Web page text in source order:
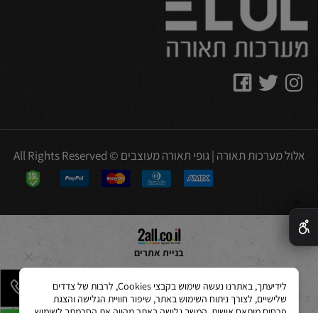
אלול מערכות תאורה | גופי תאורה מעוצבים © All Rights Reserved
בניית אתרים
לידיעתך, באתרנו נעשה שימוש בקבצי Cookies, לרבות של צדדים
שלישיים, לצורך ניתוח השימוש באתר, שיפור חוויית הגלישה והצגת